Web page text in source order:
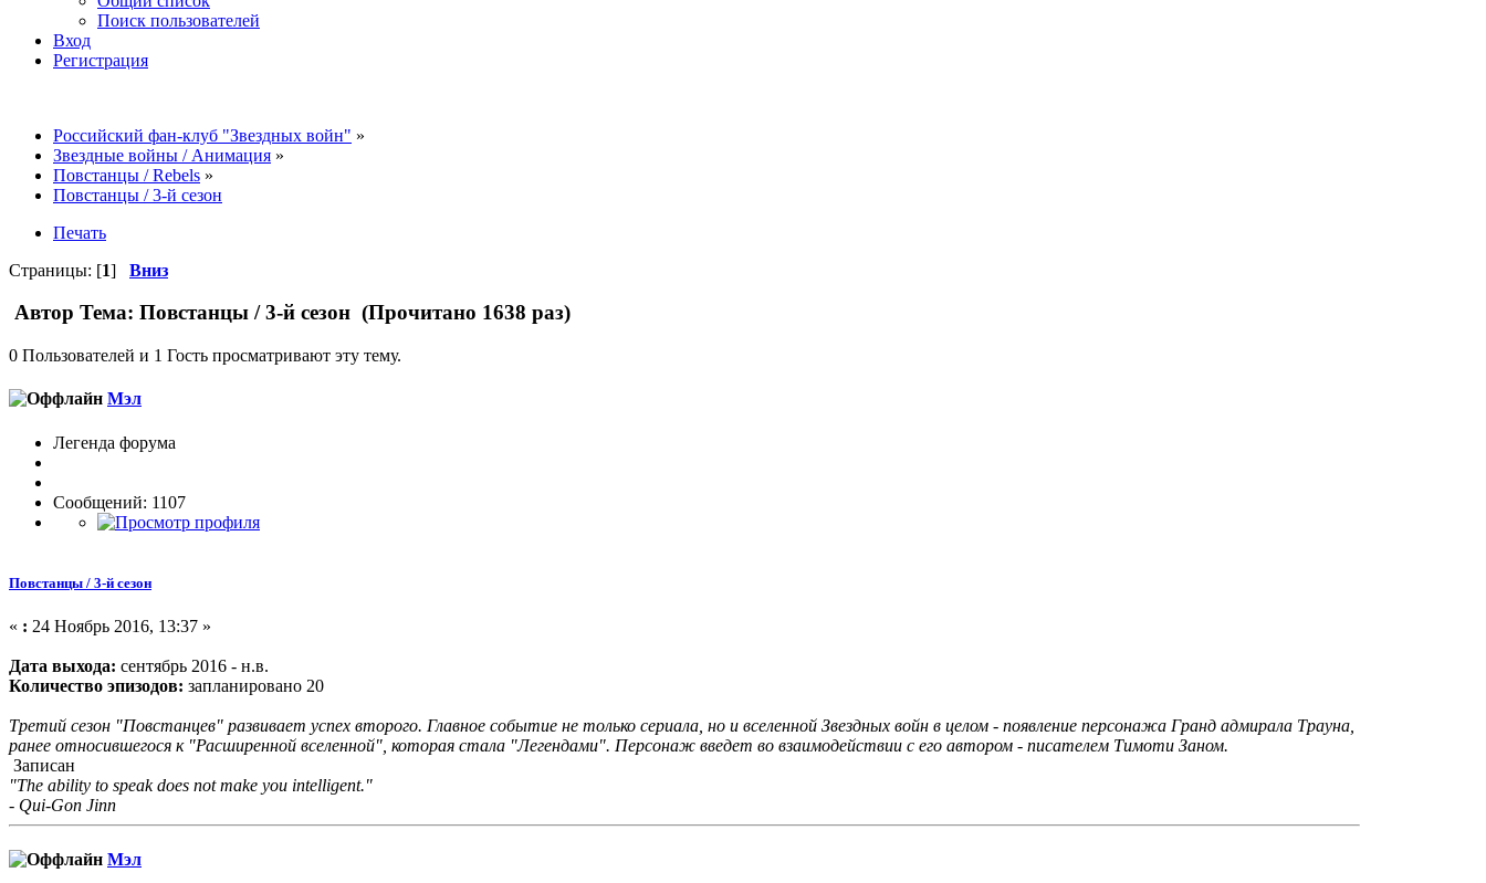
Поиск пользователей
Вход
Регистрация
Российский фан-клуб "Звездных войн" »
Звездные войны / Анимация »
Повстанцы / Rebels »
Повстанцы / 3-й сезон
Печать
Страницы: [1] Вниз
Автор Тема: Повстанцы / 3-й сезон (Прочитано 1638 раз)
0 Пользователей и 1 Гость просматривают эту тему.
Мэл
Легенда форума
Сообщений: 1107
Повстанцы / 3-й сезон
« : 24 Ноябрь 2016, 13:37 »
Дата выхода: сентябрь 2016 - н.в.
Количество эпизодов: запланировано 20
Третий сезон "Повстанцев" развивает успех второго. Главное событие не только сериала, но и вселенной Звездных войн в целом - появление персонажа Гранд адмирала Трауна,
ранее относившегося к "Расширенной вселенной", которая стала "Легендами". Персонаж введет во взаимодействии с его автором - писателем Тимоти Заном.
Записан
"The ability to speak does not make you intelligent."
- Qui-Gon Jinn
Мэл